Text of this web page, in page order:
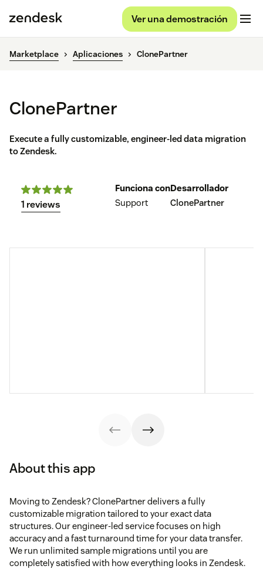
Ver una demostración
Marketplace Aplicaciones ClonePartner
ClonePartner
Execute a fully customizable, engineer-led data migration
to Zendesk.
1 reviews
Funciona con
Support
Desarrollador
ClonePartner
About this app
Moving to Zendesk? ClonePartner delivers a fully
customizable migration tailored to your exact data
structures. Our engineer-led service focuses on high
accuracy and a fast turnaround time for your data transfer.
We run unlimited sample migrations until you are
completely satisfied with how everything looks in Zendesk.